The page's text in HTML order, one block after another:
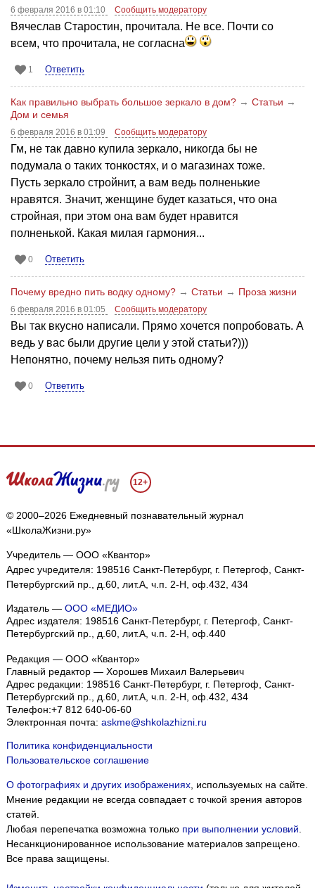
6 февраля 2016 в 01:10 Сообщить модератору
Вячеслав Старостин, прочитала. Не все. Почти со
всем, что прочитала, не согласна
1 Ответить
Как правильно выбрать большое зеркало в дом? → Статьи →
Дом и семья
6 февраля 2016 в 01:09 Сообщить модератору
Гм, не так давно купила зеркало, никогда бы не
подумала о таких тонкостях, и о магазинах тоже.
Пусть зеркало стройнит, а вам ведь полненькие
нравятся. Значит, женщине будет казаться, что она
стройная, при этом она вам будет нравится
полненькой. Какая милая гармония...
0 Ответить
Почему вредно пить водку одному? → Статьи → Проза жизни
6 февраля 2016 в 01:05 Сообщить модератору
Вы так вкусно написали. Прямо хочется попробовать. А
ведь у вас были другие цели у этой статьи?)))
Непонятно, почему нельзя пить одному?
0 Ответить
12+
© 2000–2026 Ежедневный познавательный журнал
«ШколаЖизни.ру»
Учредитель — ООО «Квантор»
Адрес учредителя: 198516 Санкт-Петербург, г. Петергоф, Санкт-
Петербургский пр., д.60, лит.А, ч.п. 2-Н, оф.432, 434
Издатель — ООО «МЕДИО»
Адрес издателя: 198516 Санкт-Петербург, г. Петергоф, Санкт-
Петербургский пр., д.60, лит.А, ч.п. 2-Н, оф.440
Редакция — ООО «Квантор»
Главный редактор — Хорошев Михаил Валерьевич
Адрес редакции: 198516 Санкт-Петербург, г. Петергоф Санкт-
Петербургский пр., д.60, лит.А, ч.п. 2-Н, оф.432, 434
Телефон:+7 812 640-06-60
Электронная почта: askme@shkolazhizni.ru
Политика конфиденциальности
Пользовательское соглашение
О фотографиях и других изображениях, используемых на сайте.
Мнение редакции не всегда совпадает с точкой зрения авторов
статей.
Любая перепечатка возможна только при выполнении условий
Несанкционированное использование материалов запрещено.
Все права защищены.